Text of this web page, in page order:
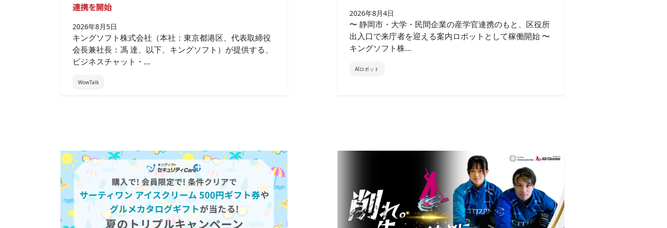
連携を開始
2026年8月5日
キングソフト株式会社（本社：東京都港区、代表取締役
会長兼社長：馮 達、以下、キングソフト）が提供する、
ビジネスチャット・…
WowTalk
2026年8月4日
〜 静岡市・大学・民間企業の産学官連携のもと、区役所
出入口で来庁者を迎える案内ロボットとして稼働開始 〜
キングソフト株…
AIロボット